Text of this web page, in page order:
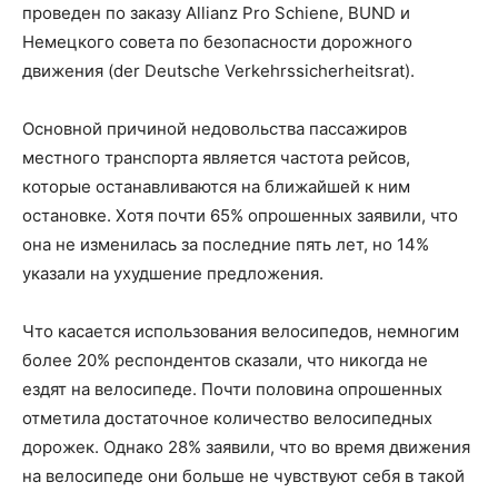
проведен по заказу Allianz Pro Schiene, BUND и
Немецкого совета по безопасности дорожного
движения (der Deutsche Verkehrssicherheitsrat).
Основной причиной недовольства пассажиров
местного транспорта является частота рейсов,
которые останавливаются на ближайшей к ним
остановке. Хотя почти 65% опрошенных заявили, что
она не изменилась за последние пять лет, но 14%
указали на ухудшение предложения.
Что касается использования велосипедов, немногим
более 20% респондентов сказали, что никогда не
ездят на велосипеде. Почти половина опрошенных
отметила достаточное количество велосипедных
дорожек. Однако 28% заявили, что во время движения
на велосипеде они больше не чувствуют себя в такой